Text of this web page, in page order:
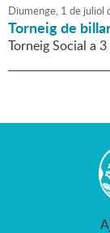
Diumenge, 1 de juliol
Torneig de
Torneig Social a